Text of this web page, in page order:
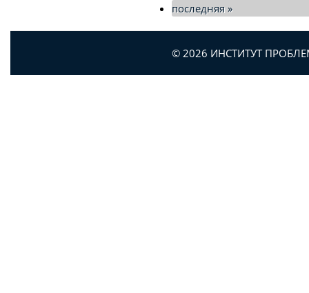
последняя »
© 2026 ИНСТИТУТ